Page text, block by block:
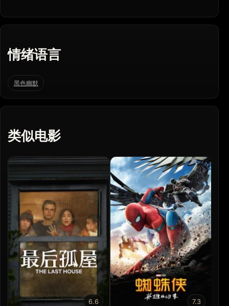
情绪语言
黑色幽默
类似电影
6.6 7.3